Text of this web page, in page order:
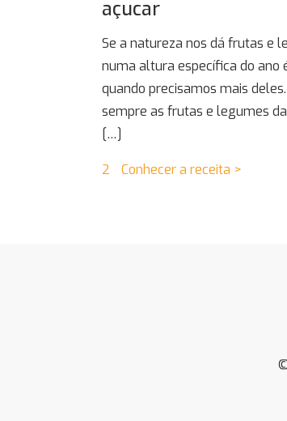
açucar
Se a natureza nos dá frutas e
numa altura específica do ano
quando precisamos mais
sempre as frutas e legumes
[…]
2 Conhecer a receita >